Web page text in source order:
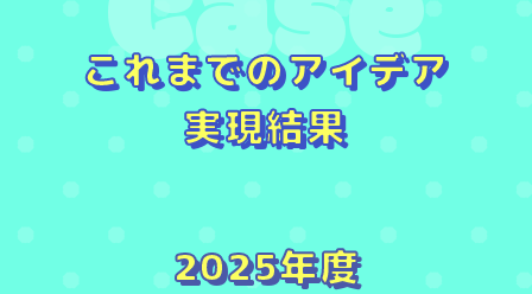
これまでのアイデア
実現結果
2025年度